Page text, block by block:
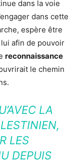
dans la voie
dans cette
espère être
afin de pouvoir
reconnaissance
le chemin
LA
LES
DEPUIS